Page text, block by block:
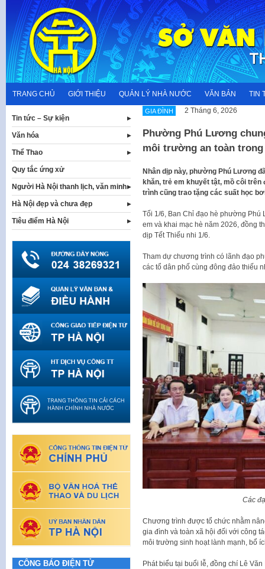
content
TRANG CHỦ GIỚI THIỆU QUẢN LÝ NHÀ NƯỚC VĂN BẢN TIN
GIA ĐÌNH 2 Tháng 6, 2026
Phường Phú Lương
môi trường an toàn trong
Nhân dịp này, phường Phú Lương
khăn, trẻ em khuyết tật, mồ côi
trình cũng trao tặng các suất học
Tối 1/6, Ban Chỉ đạo hè phường Phú
em và khai mạc hè năm 2026, đồng
dịp Tết Thiếu nhi 1/6.
Tham dự chương trình có lãnh đạo
các tổ dân phố cùng đông đảo thiếu
Các
Chương trình được tổ chức nhằm
gia đình và toàn xã hội đối với công
môi trường sinh hoạt lành mạnh, bổ
Phát biểu tại buổi lễ, đồng chí Lê
Tin tức – Sự kiện
Văn hóa
Thể Thao
Quy tắc ứng xử
Người Hà Nội thanh lịch, văn minh
Hà Nội đẹp và chưa đẹp
Tiêu điểm Hà Nội
CÔNG BÁO ĐIỆN TỬ